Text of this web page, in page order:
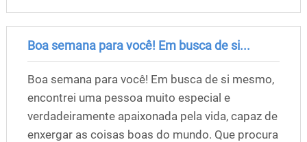
Boa semana para você! Em busca de si...
Boa semana para você! Em busca de si mesmo,
encontrei uma pessoa muito especial e
verdadeiramente apaixonada pela vida, capaz de
enxergar as coisas boas do mundo. Que procura